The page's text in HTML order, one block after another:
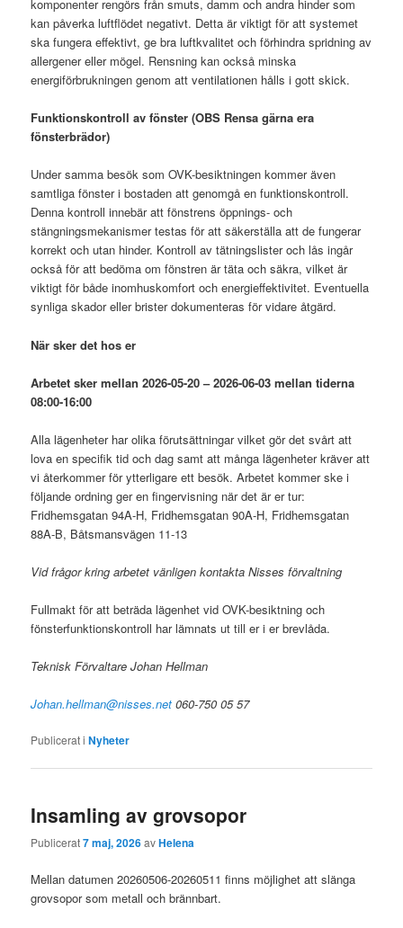
komponenter rengörs från smuts, damm och andra hinder som
kan påverka luftflödet negativt. Detta är viktigt för att systemet
ska fungera effektivt, ge bra luftkvalitet och förhindra spridning av
allergener eller mögel. Rensning kan också minska
energiförbrukningen genom att ventilationen hålls i gott skick.
Funktionskontroll av fönster (OBS Rensa gärna era
fönsterbrädor)
Under samma besök som OVK-besiktningen kommer även
samtliga fönster i bostaden att genomgå en funktionskontroll.
Denna kontroll innebär att fönstrens öppnings- och
stängningsmekanismer testas för att säkerställa att de fungerar
korrekt och utan hinder. Kontroll av tätningslister och lås ingår
också för att bedöma om fönstren är täta och säkra, vilket är
viktigt för både inomhuskomfort och energieffektivitet. Eventuella
synliga skador eller brister dokumenteras för vidare åtgärd.
När sker det hos er
Arbetet sker mellan 2026-05-20 – 2026-06-03 mellan tiderna
08:00-16:00
Alla lägenheter har olika förutsättningar vilket gör det svårt att
lova en specifik tid och dag samt att många lägenheter kräver att
vi återkommer för ytterligare ett besök. Arbetet kommer ske i
följande ordning ger en fingervisning när det är er tur:
Fridhemsgatan 94A-H, Fridhemsgatan 90A-H, Fridhemsgatan
88A-B, Båtsmansvägen 11-13
Vid frågor kring arbetet vänligen kontakta Nisses förvaltning
Fullmakt för att beträda lägenhet vid OVK-besiktning och
fönsterfunktionskontroll har lämnats ut till er i er brevlåda.
Teknisk Förvaltare Johan Hellman
Johan.hellman@nisses.net 060-750 05 57
Publicerat i Nyheter
Insamling av grovsopor
Publicerat7 maj, 2026avHelena
Mellan datumen 20260506-20260511 finns möjlighet att slänga
grovsopor som metall och brännbart.